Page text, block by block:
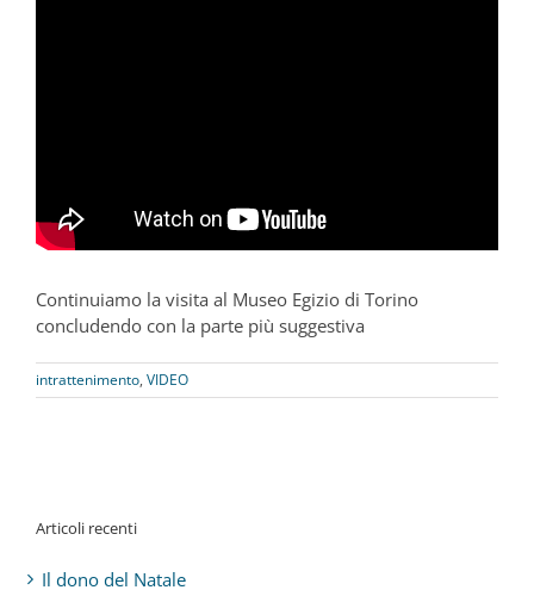
Continuiamo la visita al Museo Egizio di Torino
concludendo con la parte più suggestiva
intrattenimento, VIDEO
Articoli recenti
Il dono del Natale